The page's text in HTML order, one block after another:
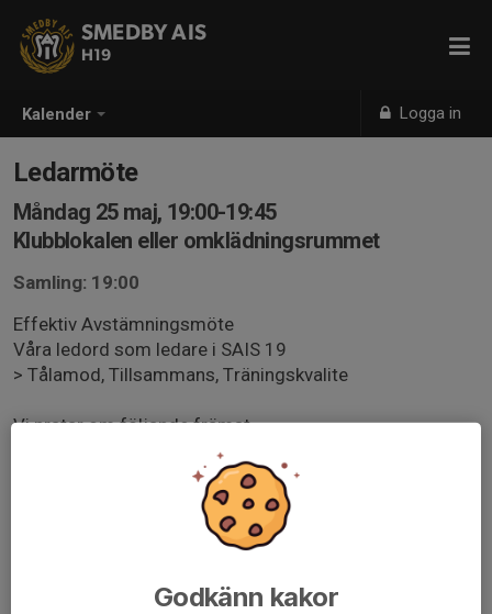
Kalender Logga in
SMEDBY AIS
H19
Ledarmöte
Måndag 25 maj, 19:00-19:45
Klubblokalen eller omklädningsrummet
Samling: 19:00
Effektiv Avstämningsmöte
Våra ledord som ledare i SAIS 19
> Tålamod, Tillsammans, Träningskvalite
Vi pratar om följande främst
- Organisation > roller generellt ? Roller i träning och
match? Hur har det funkat? Bra / dåligt, vem gör vad och
när? Feedback till varandra kring våra roller.
- Övrigt om vi hinner (spelarutveckling, arbetssätt)
ha en ordentligt sittning.Godkänn kakor